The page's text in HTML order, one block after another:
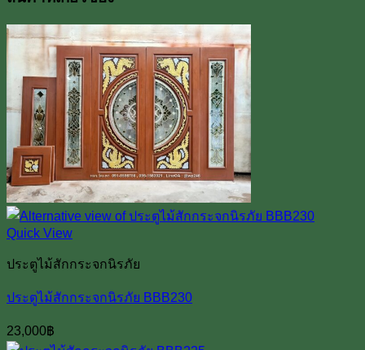
Quick View
ประตูไม้สักกระจกนิรภัย
ประตูไม้สักกระจกนิรภัย BBB230
23,000฿